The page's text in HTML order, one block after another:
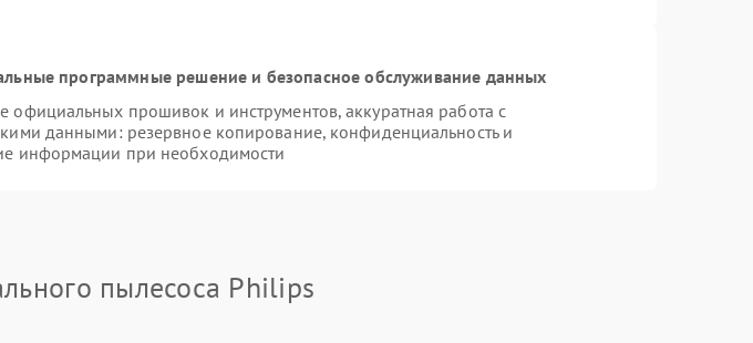
программные решение и безопасное обслуживание данных
официальных прошивок и инструментов, аккуратная работа с
данными: резервное копирование, конфиденциальность и
информации при необходимости
пылесоса Philips